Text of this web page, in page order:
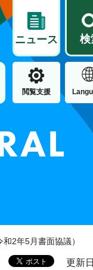
ニュース 検
住民票・戸籍
閲覧支援
2年5月書面協議）
更新